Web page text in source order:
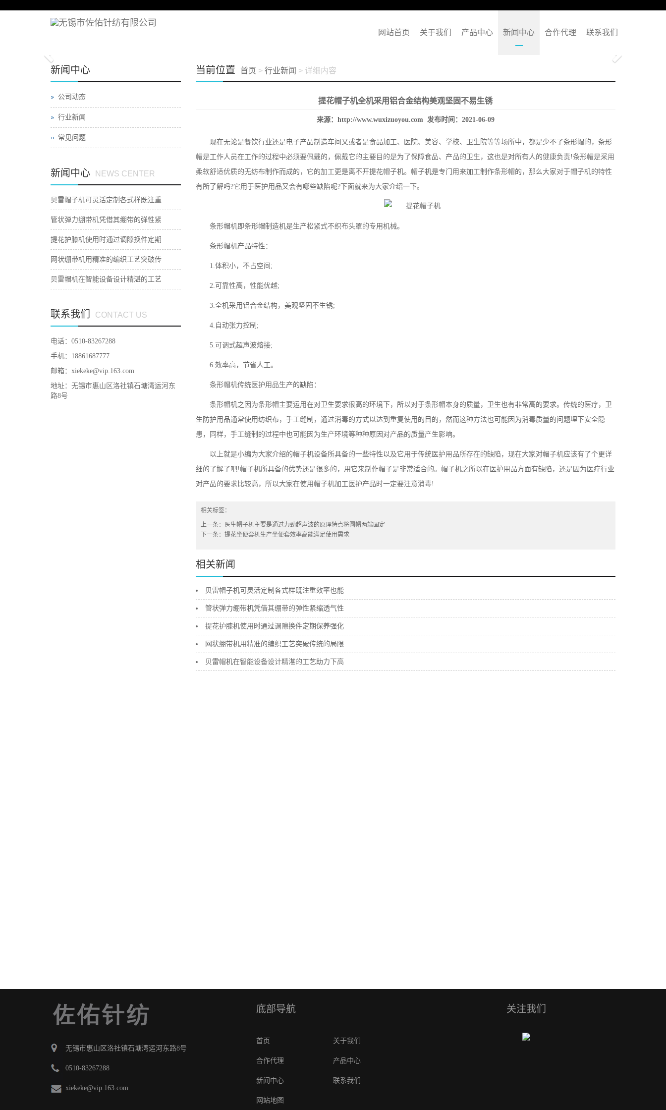
网站首页 关于我们 产品中心 新闻中心 合作代理 联系我们
Previous Next
新闻中心
公司动态
行业新闻
常见问题
新闻中心 NEWS CENTER
贝雷帽子机可灵活定制各式样既注重
管状弹力绷带机凭借其绷带的弹性紧
提花护膝机使用时通过调隙换件定期
网状绷带机用精准的编织工艺突破传
贝雷帽机在智能设备设计精湛的工艺
联系我们 CONTACT US
电话：0510-83267288
手机：18861687777
邮箱： xiekeke@vip.163.com
地址：无锡市惠山区洛社镇石塘湾运河东
路8号
当前位置 首页 > 行业新闻 > 详细内容
提花帽子机全机采用铝合金结构美观坚固不易生锈
来源： http://www.wuxizuoyou.com 发布时间：2021-06-09
现在无论是餐饮行业还是电子产品制造车间又或者是食品加工、医院、美容、学校、卫生院等等场所中，都是少不了条形帽的，条形
帽是工作人员在工作的过程中必须要佩戴的，佩戴它的主要目的是为了保障食品、产品的卫生，这也是对所有人的健康负责!条形帽是采用
柔软舒适优质的无纺布制作而成的，它的加工更是离不开提花帽子机。帽子机是专门用来加工制作条形帽的，那么大家对于帽子机的特性
有所了解吗?它用于医护用品又会有哪些缺陷呢?下面就来为大家介绍一下。
条形帽机即条形帽制造机是生产松紧式不织布头罩的专用机械。
条形帽机产品特性：
1.体积小，不占空间;
2.可靠性高，性能优越;
3.全机采用铝合金结构，美观坚固不生锈;
4.自动张力控制;
5.可调式超声波熔接;
6.效率高，节省人工。
条形帽机传统医护用品生产的缺陷：
条形帽机之因为条形帽主要运用在对卫生要求很高的环境下，所以对于条形帽本身的质量，卫生也有非常高的要求。传统的医疗，卫
生防护用品通常使用纺织布，手工缝制，通过消毒的方式以达到重复使用的目的，然而这种方法也可能因为消毒质量的问题埋下安全隐
患，同样，手工缝制的过程中也可能因为生产环境等种种原因对产品的质量产生影响。
以上就是小编为大家介绍的帽子机设备所具备的一些特性以及它用于传统医护用品所存在的缺陷，现在大家对帽子机应该有了个更详
细的了解了吧!帽子机所具备的优势还是很多的，用它来制作帽子是非常适合的。帽子机之所以在医护用品方面有缺陷，还是因为医疗行业
对产品的要求比较高，所以大家在使用帽子机加工医护产品时一定要注意消毒!
相关标签：
上一条：
医生帽子机主要是通过力劲超声波的原理特点将圆帽两端固定
下一条： 提花坐便套机生产坐便套效率高能满足使用需求
相关新闻
贝雷帽子机可灵活定制各式样既注重效率也能
管状弹力绷带机凭借其绷带的弹性紧缩透气性
提花护膝机使用时通过调隙换件定期保养强化
网状绷带机用精准的编织工艺突破传统的局限
贝雷帽机在智能设备设计精湛的工艺助力下高
无锡市惠山区洛社镇石塘湾运河东路8号
0510-83267288
xiekeke@vip.163.com
底部导航
首页 关于我们
合作代理 产品中心
新闻中心 联系我们
网站地图
关注我们